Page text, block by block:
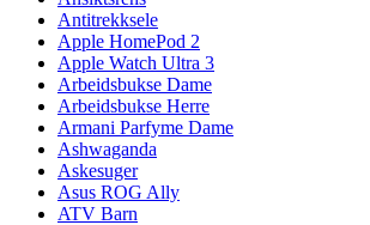
Antitrekksele
Apple HomePod 2
Apple Watch Ultra 3
Arbeidsbukse Dame
Arbeidsbukse Herre
Armani Parfyme Dame
Ashwaganda
Askesuger
Asus ROG Ally
ATV Barn